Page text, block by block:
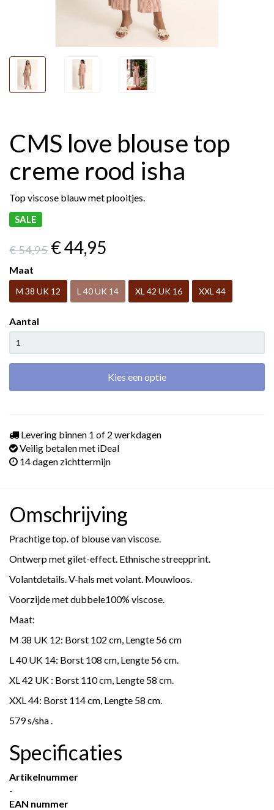
CMS love blouse top
creme rood isha
Top viscose blauw met plooitjes.
SALE
€ 54,95 € 44,95
Maat
M 38 UK 12 L 40 UK 14 XL 42 UK 16 XXL 44
Aantal
Kies een optie
Levering binnen 1 of 2 werkdagen
Veilig betalen met iDeal
14 dagen zichttermijn
Omschrijving
Prachtige top. of blouse van viscose.
Ontwerp met gilet-effect. Ethnische streepprint.
Volantdetails. V-hals met volant. Mouwloos.
Voorzijde met dubbele100% viscose.
Maat:
M 38 UK 12: Borst 102 cm, Lengte 56 cm
L 40 UK 14: Borst 108 cm, Lengte 56 cm.
XL 42 UK : Borst 110 cm, Lengte 58 cm.
XXL 44: Borst 114 cm, Lengte 58 cm.
579 s/sha .
Specificaties
Artikelnummer
-
EAN nummer